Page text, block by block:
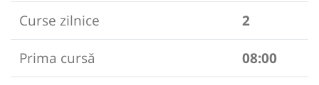
Curse zilnice
2
Prima cursă
08:00